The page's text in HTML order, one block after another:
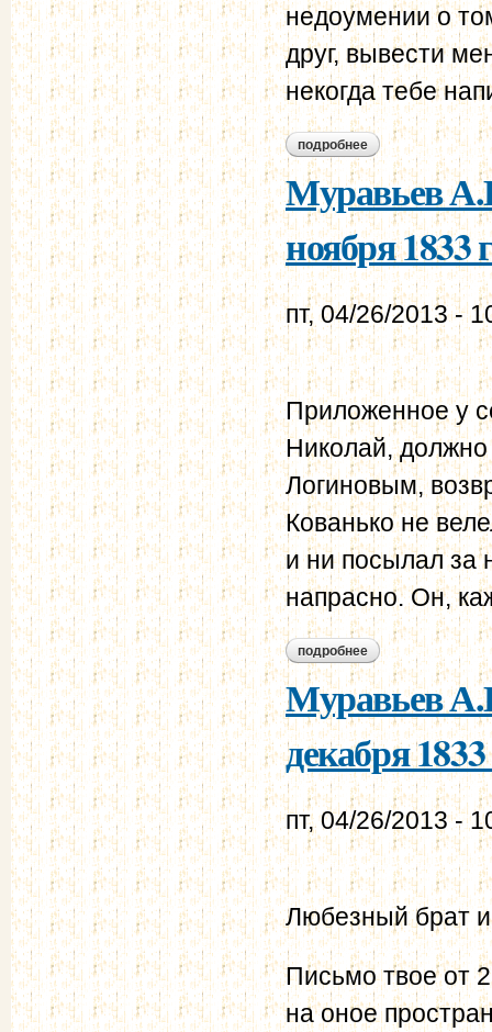
недоумении о
друг, вывести
некогда тебе
подробнее о муравьев а.н. -
Муравьев
ноября 1833
пт, 04/26/2013 -
Приложенное у
Николай,
Логиновым,
Кованько не
и ни посылал за
напрасно. Он,
подробнее о муравьев а.н. -
Муравьев
декабря 1833
пт, 04/26/2013 -
Любезный брат
Письмо твое от
на оное